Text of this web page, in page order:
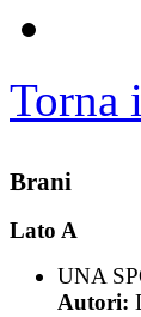
Torna
Brani
Lato A
UNA
Autori: